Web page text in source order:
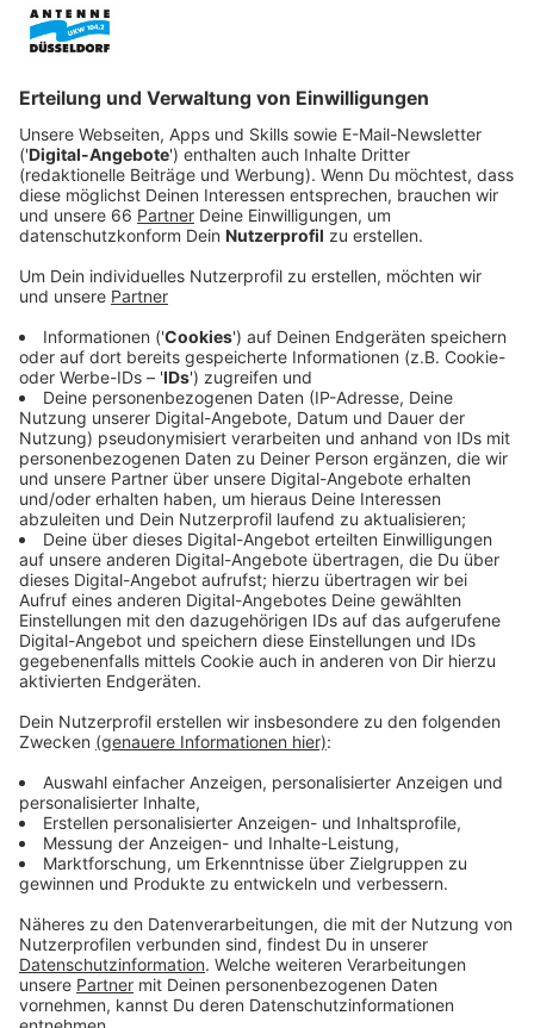
Doch für den in Ungnade gefallenen Detective Andre
Davis (Chadwick Boseman) ergibt sich dadurch die
große Chance zur Wiedergutmachung - denn er soll die
Täter in der Millionenmetropole ausfindig machen. Und
der greift zu drastischen Mitteln.
abzuschotten, werden zum ersten Mal in der
Geschichte alle 21 Brücken geschlossen. Niemand
kommt mehr rein oder raus. Doch in dem Katz- und
Maus-Spiel werden während der Suche nach den
Tätern zunehmend die Rollen verwässert. Davis
kommt einer riesigen Verschwörung auf die Spur - und
muss schon bald aufpassen, wem er vertraut. Denn
auch einige seiner Kollegen haben die Seiten
gewechselt...
Anzeige
Wir benötigen Ihre
Video-Service zu laden!
Wir verwenden einen Service eines
Drittanbieters, um Videoinhalte
einzubetten. Dieser Service kann
Daten zu Ihren Aktivitäten
sammeln. Bitte lesen Sie die
Details durch und stimmen Sie der
Nutzung des Service zu, um dieses